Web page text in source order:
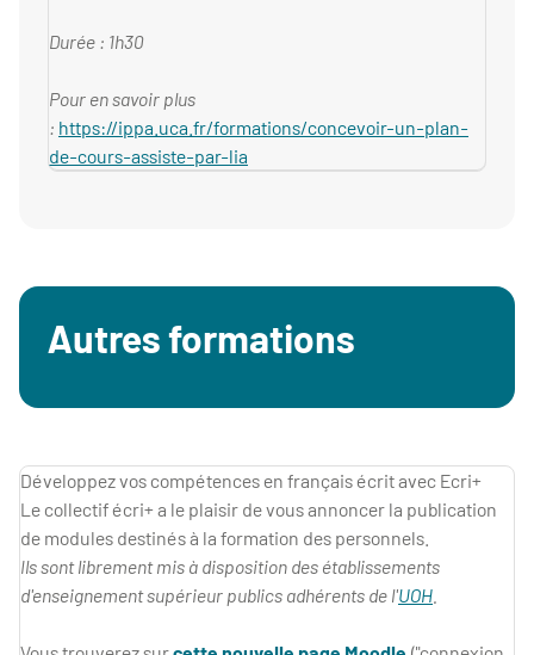
Durée : 1h30
Pour en savoir plus
: https://ippa.uca.fr/formations/concevoir-un-plan-
de-cours-assiste-par-lia
Autres formations
Développez vos compétences en français écrit avec Ecri+
Le collectif écri+ a le plaisir de vous annoncer la publication
de modules destinés à la formation des personnels.
Ils sont librement mis à disposition des établissements
d'enseignement supérieur publics adhérents de l'UOH